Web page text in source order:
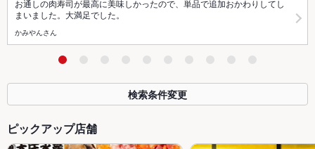
お通しの肉寿司が最高に美味しかったので、単品で追加おかわりしてし
まいました。大満足でした。
かみやんさん
検索条件変更
ピックアップ店舗